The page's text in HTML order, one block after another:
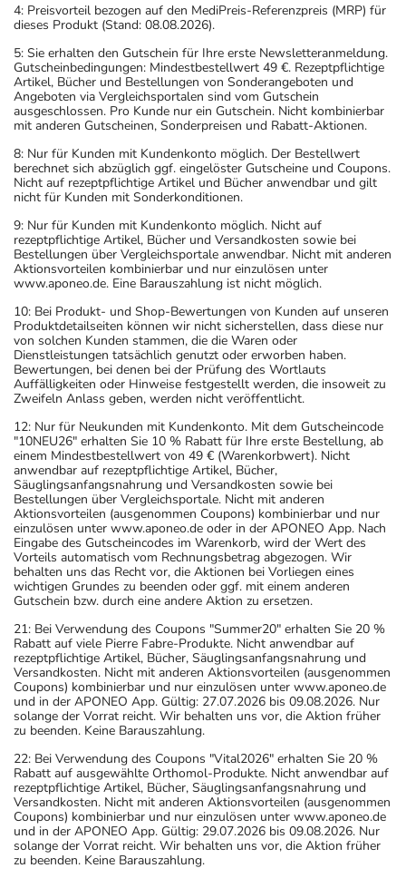
4: Preisvorteil bezogen auf den MediPreis-Referenzpreis (MRP) für
dieses Produkt (Stand: 08.08.2026).
5: Sie erhalten den Gutschein für Ihre erste Newsletteranmeldung.
Gutscheinbedingungen: Mindestbestellwert 49 €. Rezeptpflichtige
Artikel, Bücher und Bestellungen von Sonderangeboten und
Angeboten via Vergleichsportalen sind vom Gutschein
ausgeschlossen. Pro Kunde nur ein Gutschein. Nicht kombinierbar
mit anderen Gutscheinen, Sonderpreisen und Rabatt-Aktionen.
8: Nur für Kunden mit Kundenkonto möglich. Der Bestellwert
berechnet sich abzüglich ggf. eingelöster Gutscheine und Coupons.
Nicht auf rezeptpflichtige Artikel und Bücher anwendbar und gilt
nicht für Kunden mit Sonderkonditionen.
9: Nur für Kunden mit Kundenkonto möglich. Nicht auf
rezeptpflichtige Artikel, Bücher und Versandkosten sowie bei
Bestellungen über Vergleichsportale anwendbar. Nicht mit anderen
Aktionsvorteilen kombinierbar und nur einzulösen unter
www.aponeo.de. Eine Barauszahlung ist nicht möglich.
10: Bei Produkt- und Shop-Bewertungen von Kunden auf unseren
Produktdetailseiten können wir nicht sicherstellen, dass diese nur
von solchen Kunden stammen, die die Waren oder
Dienstleistungen tatsächlich genutzt oder erworben haben.
Bewertungen, bei denen bei der Prüfung des Wortlauts
Auffälligkeiten oder Hinweise festgestellt werden, die insoweit zu
Zweifeln Anlass geben, werden nicht veröffentlicht.
12: Nur für Neukunden mit Kundenkonto. Mit dem Gutscheincode
"10NEU26" erhalten Sie 10 % Rabatt für Ihre erste Bestellung, ab
einem Mindestbestellwert von 49 € (Warenkorbwert). Nicht
anwendbar auf rezeptpflichtige Artikel, Bücher,
Säuglingsanfangsnahrung und Versandkosten sowie bei
Bestellungen über Vergleichsportale. Nicht mit anderen
Aktionsvorteilen (ausgenommen Coupons) kombinierbar und nur
einzulösen unter www.aponeo.de oder in der APONEO App. Nach
Eingabe des Gutscheincodes im Warenkorb, wird der Wert des
Vorteils automatisch vom Rechnungsbetrag abgezogen. Wir
behalten uns das Recht vor, die Aktionen bei Vorliegen eines
wichtigen Grundes zu beenden oder ggf. mit einem anderen
Gutschein bzw. durch eine andere Aktion zu ersetzen.
21: Bei Verwendung des Coupons "Summer20" erhalten Sie 20 %
Rabatt auf viele Pierre Fabre-Produkte. Nicht anwendbar auf
rezeptpflichtige Artikel, Bücher, Säuglingsanfangsnahrung und
Versandkosten. Nicht mit anderen Aktionsvorteilen (ausgenommen
Coupons) kombinierbar und nur einzulösen unter www.aponeo.de
und in der APONEO App. Gültig: 27.07.2026 bis 09.08.2026. Nur
solange der Vorrat reicht. Wir behalten uns vor, die Aktion früher
zu beenden. Keine Barauszahlung.
22: Bei Verwendung des Coupons "Vital2026" erhalten Sie 20 %
Rabatt auf ausgewählte Orthomol-Produkte. Nicht anwendbar auf
rezeptpflichtige Artikel, Bücher, Säuglingsanfangsnahrung und
Versandkosten. Nicht mit anderen Aktionsvorteilen (ausgenommen
Coupons) kombinierbar und nur einzulösen unter www.aponeo.de
und in der APONEO App. Gültig: 29.07.2026 bis 09.08.2026. Nur
solange der Vorrat reicht. Wir behalten uns vor, die Aktion früher
zu beenden. Keine Barauszahlung.